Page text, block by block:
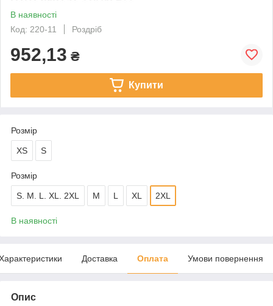
В наявності
Код: 220-11
Роздріб
952,13 ₴
Купити
Розмір
XS S
Розмір
S. M. L. XL. 2XL M L XL 2XL
В наявності
Доставка Оплата Умови повернення
Опис